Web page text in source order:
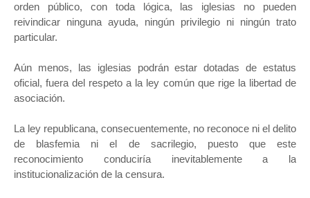
orden público, con toda lógica, las iglesias no pueden
reivindicar ninguna ayuda, ningún privilegio ni ningún trato
particular.
Aún menos, las iglesias podrán estar dotadas de estatus
oficial, fuera del respeto a la ley común que rige la libertad de
asociación.
La ley republicana, consecuentemente, no reconoce ni el delito
de blasfemia ni el de sacrilegio, puesto que este
reconocimiento conduciría inevitablemente a la
institucionalización de la censura.